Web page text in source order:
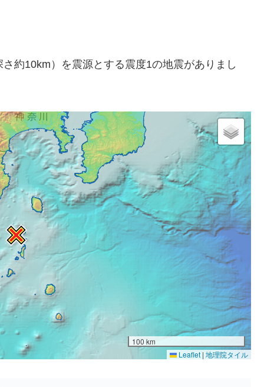
約10km）を震源とする震度1の地震がありまし
100 km
Leaflet | 地理院タイル